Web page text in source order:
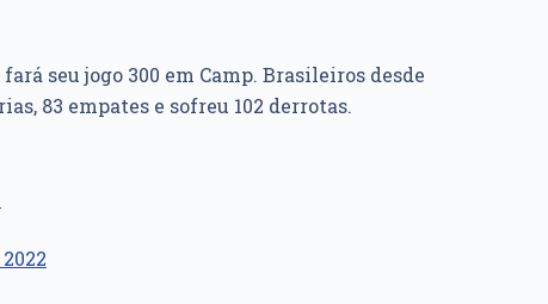
seu jogo 300 em Camp. Brasileiros desde
83 empates e sofreu 102 derrotas.